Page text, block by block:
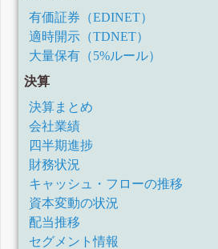
有価証券（EDINET）
適時開示（TDNET）
大量保有（5%ルール）
決算
決算まとめ
会社業績
四半期進捗
財務状況
キャッシュ・フローの推移
資本変動の状況
配当推移
セグメント情報